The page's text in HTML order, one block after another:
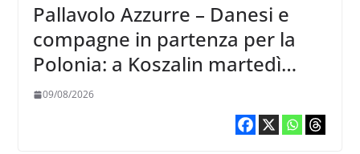
Pallavolo Azzurre – Danesi e
compagne in partenza per la
Polonia: a Koszalin martedì
giocano contro la Francia
09/08/2026